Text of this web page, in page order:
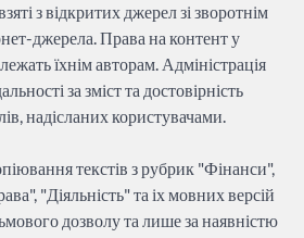
з відкритих джерел зі зворотнім
джерела. Права на контент у
їхнім авторам. Адміністрація
за зміст та достовірність
надісланих користувачами.
текстів з рубрик "Фінанси",
"Діяльність" та іх мовних версій
дозволу та лише за наявністю